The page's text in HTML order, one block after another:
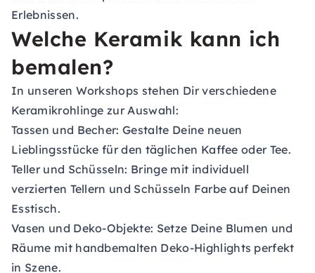
Erlebnissen.
Welche Keramik kann ich
bemalen?
In unseren Workshops stehen Dir verschiedene
Keramikrohlinge zur Auswahl:
Tassen und Becher: Gestalte Deine neuen
Lieblingsstücke für den täglichen Kaffee oder Tee.
Teller und Schüsseln: Bringe mit individuell
verzierten Tellern und Schüsseln Farbe auf Deinen
Esstisch.
Vasen und Deko-Objekte: Setze Deine Blumen und
Räume mit handbemalten Deko-Highlights perfekt
in Szene.